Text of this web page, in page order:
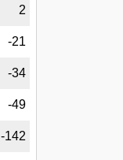
2
-21
-34
-49
-142